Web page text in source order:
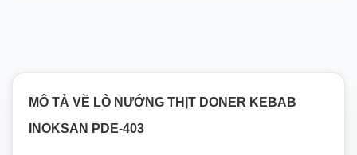
MÔ TẢ VỀ LÒ NƯỚNG THỊT DONER KEBAB
INOKSAN PDE-403